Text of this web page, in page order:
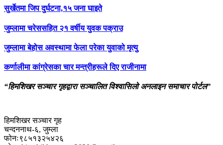
सुर्खेतमा जिप दुर्घटना,१५ जना घाइते
जुम्लामा चरेससहित २१ वर्षीय युवक पक्राउ
जुम्लामा बेहोस अवस्थामा फेला परेका युवाको मृत्यु
कर्णालीमा कांग्रेसका चार मन्त्रीहरूले दिए राजीनामा
“हिमशिखर सञ्चार गृहद्वारा सञ्चालित विश्वासिलो अनलाइन समाचार पोर्टल”
हिमशिखर सञ्चार गृह
चन्दननाथ-६, जुम्ला
फोनः९८५१३२५४२६